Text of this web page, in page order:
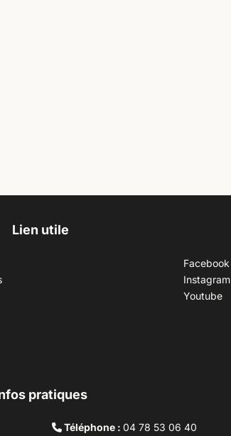
Lien utile
Facebook
Instagram
Youtube
pratiques
Téléphone :04 78 53 06 40